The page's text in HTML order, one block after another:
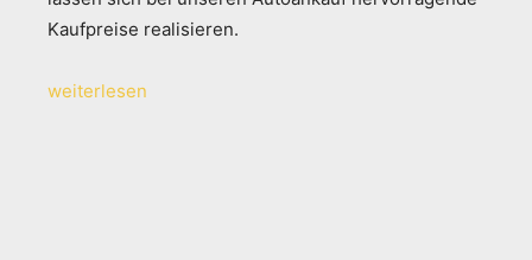
Kaufpreise realisieren.
weiterlesen